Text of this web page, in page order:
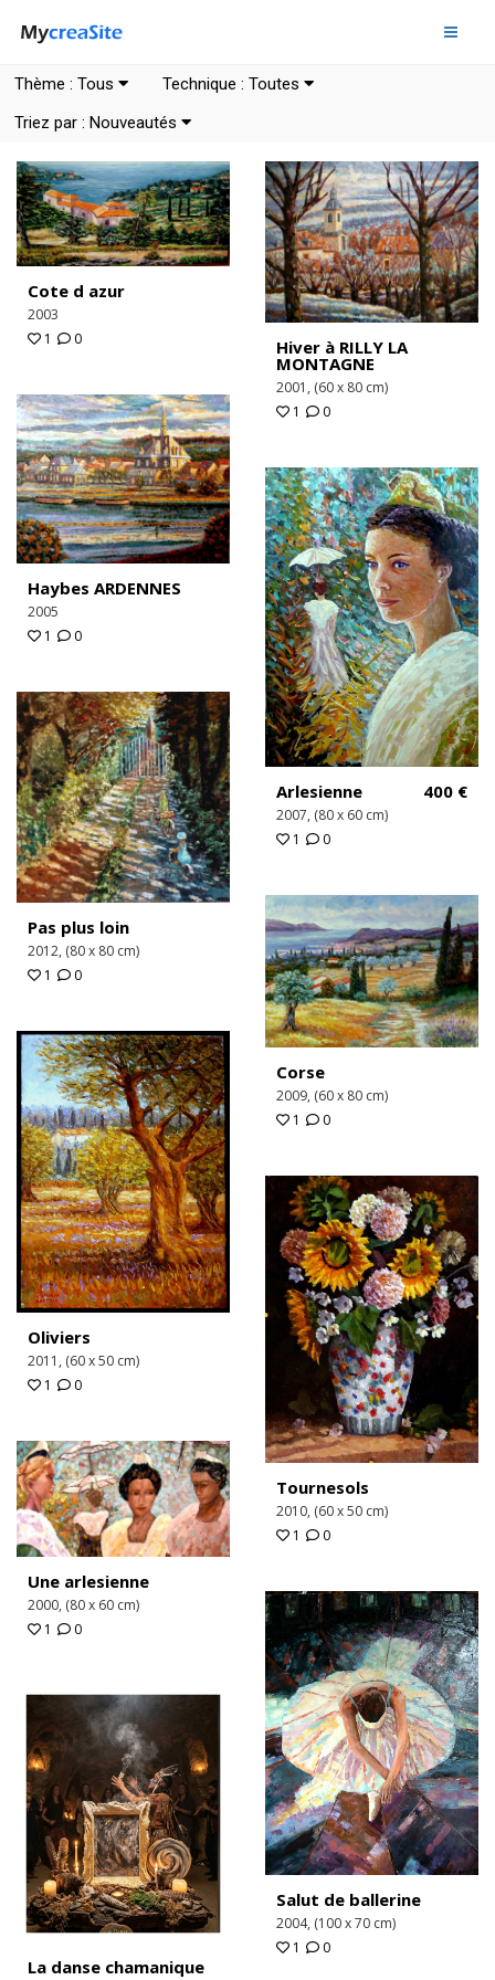
Thème : Tous Technique : Toutes
Triez par : Nouveautés
Cote d azur
2003
1
0 Hiver à RILLY LA
MONTAGNE
2001, (60 x 80 cm)
1
0
Haybes ARDENNES
2005
1
0
Arlesienne 400 €
2007, (80 x 60 cm)
1
0
Pas plus loin
2012, (80 x 80 cm)
1
0
Corse
2009, (60 x 80 cm)
1
0
Oliviers
2011, (60 x 50 cm)
1
0
Tournesols
2010, (60 x 50 cm)
1
0
Une arlesienne
2000, (80 x 60 cm)
1
0
Salut de ballerine
2004, (100 x 70 cm)
1
0
La danse chamanique